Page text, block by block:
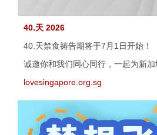
40.天 2026
40.天禁食祷告期将于7月1日开始！
诚邀你和我们同心同行，一起为新加
lovesingapore.org.sg